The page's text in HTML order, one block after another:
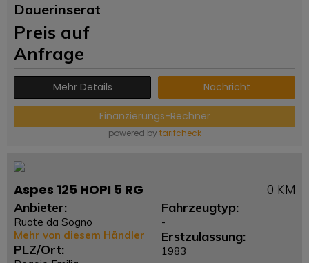
Dauerinserat
Preis auf
Anfrage
Mehr Details Nachricht
Finanzierungs-Rechner
powered by tarifcheck
Aspes 125 HOPI 5 RG 0 KM
Anbieter:
Ruote da Sogno
Mehr von diesem Händler
PLZ/Ort:
Fahrzeugtyp:
-
Erstzulassung:
1983